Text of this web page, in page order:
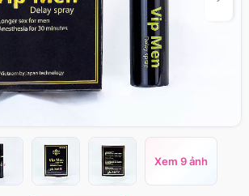
Xem 9 ảnh